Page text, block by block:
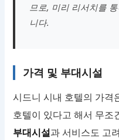
므로, 미리 리서치를
니다.
가격 및 부대시설
시드니 시내 호텔의 가격
호텔이 있다고 해서 무조
부대시설과 서비스도 고